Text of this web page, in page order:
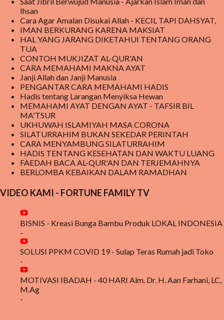
Suatu kegiatan akan mudah terlaksana dan diselesaikan, karena
proses kerjanya sudah biasa dilakukan sebelumnya. Seperti halnya
pelajaran matematika, fisika, kimia, serta pelajaran lainnya yang
membutu...
Ihsan
Cara Agar Amalan Disukai Allah - KECIL TAPI DAHSYAT,
IMAN BERKURANG KARENA MAKSIAT
HAL YANG JARANG DIKETAHUI TENTANG ORANG
TUA
CONTOH MUKJIZAT AL-QUR'AN
CARA MEMAHAMI MAKNA AYAT
Janji Allah dan Janji Manusia
PENGANTAR CARA MEMAHAMI HADIS
Hadis tentang Larangan Menyiksa Hewan
MEMAHAMI AYAT DENGAN AYAT - TAFSIR BIL
MA'TSUR
UKHUWAH ISLAMIYAH MASA CORONA
SILATURRAHIM BUKAN SEKEDAR PERINTAH
CARA MENYAMBUNG SILATURRAHIM
HADIS TENTANG KESEHATAN DAN WAKTU LUANG
FAEDAH BACA AL-QUR'AN DAN TERJEMAHNYA
BERLOMBA KEBAIKAN DALAM RAMADHAN
VIDEO KAMI - FORTUNE FAMILY TV
BISNIS - Kreasi Bunga Bambu Produk LOKAL INDONESIA
-
SOLUSI PPKM COVID 19 - Sulap Teras Rumah jadi Toko
-
MOTIVASI IBADAH - 40 HARI Alm. Dr. H. Aan Farhani, LC,
M.Ag
-